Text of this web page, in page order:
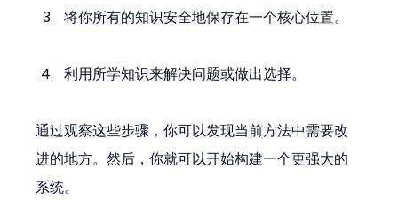
将你所有的知识安全地保存在一个核心位置。
利用所学知识来解决问题或做出选择。
通过观察这些步骤，你可以发现当前方法中需要改
进的地方。然后，你就可以开始构建一个更强大的
系统。